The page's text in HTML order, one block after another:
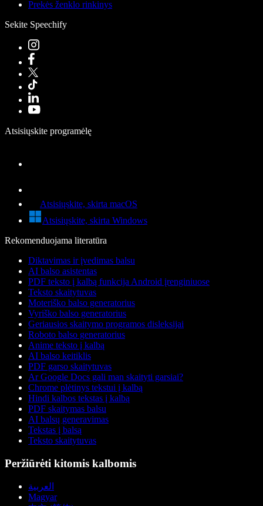
Prekės ženklo rinkinys
Sekite Speechify
Atsisiųskite programėlę
Atsisiųskite, skirta macOS
Atsisiųskite, skirta Windows
Rekomenduojama literatūra
Diktavimas ir įvedimas balsu
AI balso asistentas
PDF teksto į kalbą funkcija Android įrenginiuose
Teksto skaitytuvas
Moteriško balso generatorius
Vyriško balso generatorius
Geriausios skaitymo programos disleksijai
Roboto balso generatorius
Anime teksto į kalbą
AI balso keitiklis
PDF garso skaitytuvas
Ar Google Docs gali man skaityti garsiai?
Chrome plėtinys tekstui į kalbą
Hindi kalbos tekstas į kalbą
PDF skaitymas balsu
AI balsų generavimas
Tekstas į balsą
Teksto skaitytuvas
Peržiūrėti kitomis kalbomis
العربية
Magyar